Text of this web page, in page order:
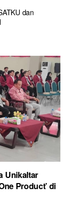
dan
Unikaltar
Product’ di